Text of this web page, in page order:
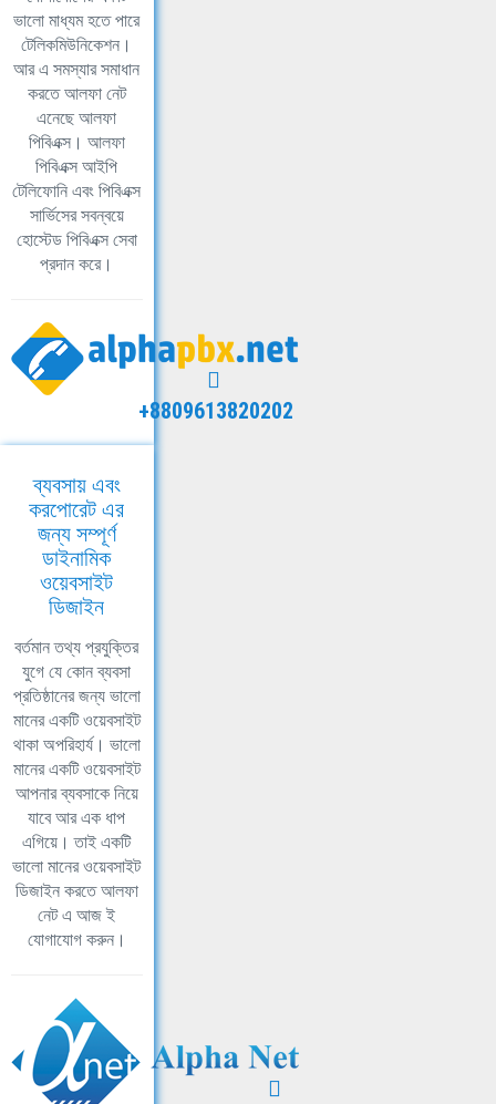
ভালো মাধ্যম হতে পারে
টেলিকমিউনিকেশন।
আর এ সমস্যার সমাধান
করতে আলফা নেট
এনেছে আলফা
পিবিএক্স। আলফা
পিবিএক্স আইপি
টেলিফোনি এবং পিবিএক্স
সার্ভিসের সবন্বয়ে
হোস্টেড পিবিএক্স সেবা
প্রদান করে।
+8809613820202
ব্যবসায় এবং
করপোরেট এর
জন্য সম্পূর্ণ
ডাইনামিক
ওয়েবসাইট
ডিজাইন
বর্তমান তথ্য প্রযুক্তির
যুগে যে কোন ব্যবসা
প্রতিষ্ঠানের জন্য ভালো
মানের একটি ওয়েবসাইট
থাকা অপরিহার্য। ভালো
মানের একটি ওয়েবসাইট
আপনার ব্যবসাকে নিয়ে
যাবে আর এক ধাপ
এগিয়ে। তাই একটি
ভালো মানের ওয়েবসাইট
ডিজাইন করতে আলফা
নেট এ আজ ই
যোগাযোগ করুন।